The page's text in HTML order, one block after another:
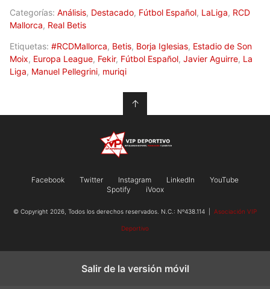
Categorías: Análisis, Destacado, Fútbol Español, LaLiga, RCD
Mallorca, Real Betis
Etiquetas: #RCDMallorca, Betis, Borja Iglesias, Estadio de Son
Moix, Europa League, Fekir, Fútbol Español, Javier Aguirre, La
Liga, Manuel Pellegrini, muriqi
↑
Facebook Twitter Instagram LinkedIn
YouTube
Spotify
iVoox
© Copyright 2026, Todos los derechos reservados. N.C.: Nº438.114 | Asociación VIP
Deportivo
Salir de la versión móvil